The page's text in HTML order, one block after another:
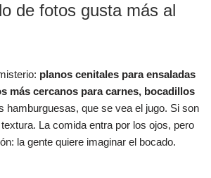
de fotos gusta más al
planos cenitales para ensaladas
más cercanos para carnes, bocadillos
hamburguesas, que se vea el jugo. Si son
La comida entra por los ojos, pero
la gente quiere imaginar el bocado.